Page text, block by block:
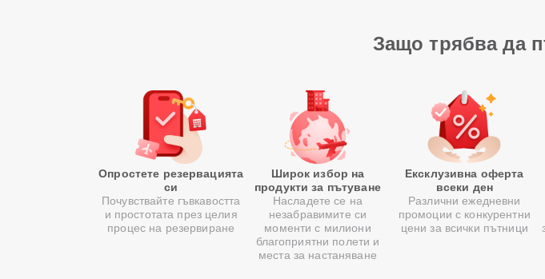
Защо трябва да
Опростете резервацията
си
Почувствайте гъвкавостта
и простотата през целия
процес на резервиране
Широк избор на
продукти за пътуване
Насладете се на
незабравимите си
моменти с милиони
благоприятни полети и
места за настаняване
Ексклузивна оферта
всеки ден
Различни ежедневни
промоции с конкурентни
цени за всички пътници